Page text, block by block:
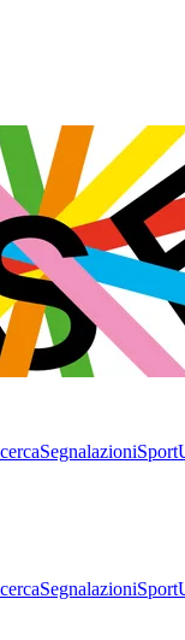
SegnalazioniSport
SegnalazioniSport